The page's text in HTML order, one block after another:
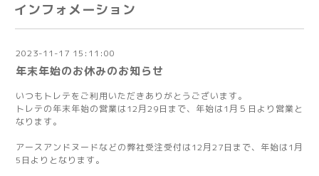
インフォメーション
2023-11-17 15:11:00
年末年始のお休みのお知らせ
いつもトレテをご利用いただきありがとうございます。
トレテの年末年始の営業は12月29日まで、年始は1月５日より営業と
なります。
アースアンドヌードなどの弊社受注受付は12月27日まで、年始は1月
5日よりとなります。